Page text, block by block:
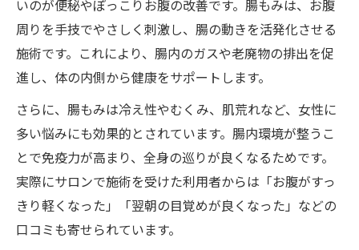
いのが便秘やぽっこりお腹の改善です。腸もみは、お腹
周りを手技でやさしく刺激し、腸の動きを活発化させる
施術です。これにより、腸内のガスや老廃物の排出を促
進し、体の内側から健康をサポートします。
さらに、腸もみは冷え性やむくみ、肌荒れなど、女性に
多い悩みにも効果的とされています。腸内環境が整うこ
とで免疫力が高まり、全身の巡りが良くなるためです。
実際にサロンで施術を受けた利用者からは「お腹がすっ
きり軽くなった」「翌朝の目覚めが良くなった」などの
口コミも寄せられています。